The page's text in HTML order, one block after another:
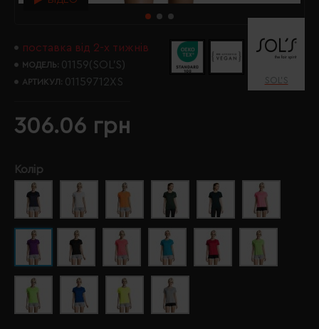
поставка від 2-х тижнів
МОДЕЛЬ: 01159(SOL’S)
АРТИКУЛ: 01159712XS SOL’S
306.06 грн
Колір